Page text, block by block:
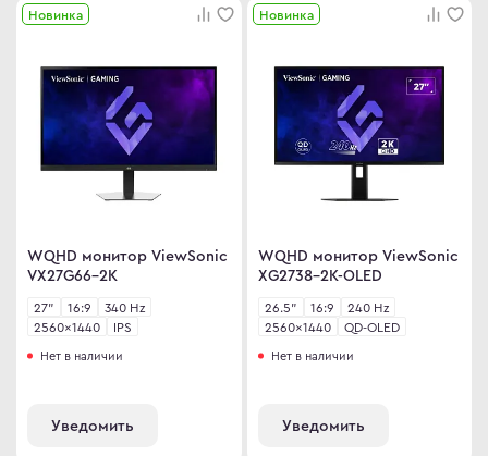
Новинка
WQHD монитор ViewSonic
VX27G66-2K
27" 16:9
340 Hz
2560×1440
IPS
Нет в наличии
Уведомить
Новинка
WQHD монитор ViewSonic
XG2738-2K-OLED
26.5" 16:9
240 Hz
2560×1440
QD-OLED
Нет в наличии
Уведомить